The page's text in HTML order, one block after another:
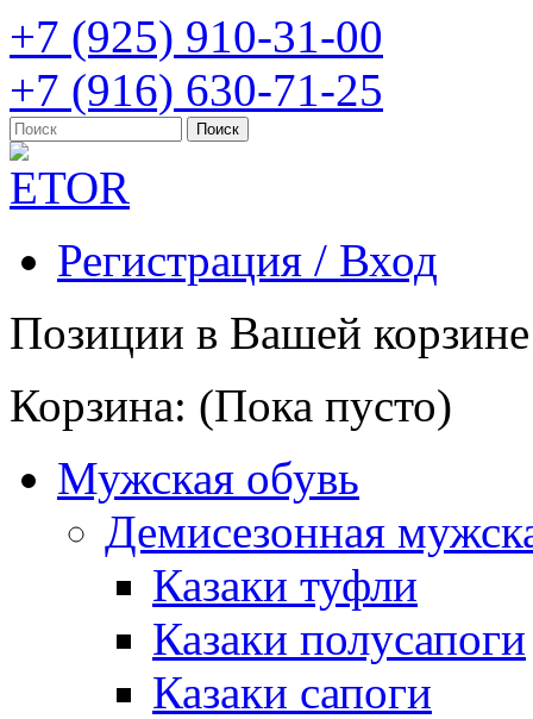
+7 (925) 910-31-00
+7 (916) 630-71-25
Регистрация / Вход
Позиции в Вашей
Корзина: (Пока пусто)
Мужская обувь
Демисезонная
Казаки туфли
Казаки полусапоги
Казаки сапоги